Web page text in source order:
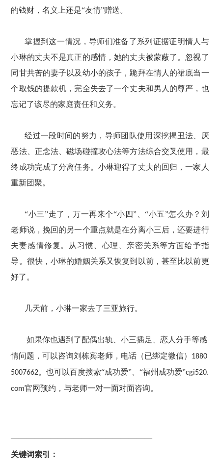
的钱财，名义上还是“友情”赠送。
掌握到这一情况，导师们准备了系列证据证明情人与
小琳的丈夫不是真正的感情，她的丈夫被蒙蔽了。忽视了
同甘共苦的妻子以及幼小的孩子，跪拜在情人的裙底当一
个取钱的提款机，完全失去了一个丈夫和男人的尊严，也
忘记了该尽的家庭责任和义务。
经过一段时间的努力，导师团队使用深挖揭丑法、厌
恶法、正念法、磁场碰撞攻心法等方法综合交叉使用，最
终成功完成了分离任务。小琳迎得了丈夫的回归，一家人
重新团聚。
“小三”走了，万一再来个“小四”、“小五”怎么办？刘
老师说，挽回的另一个重点就是在分离小三后，还要进行
夫妻感情修复。从习惯、心理、亲密关系等方面给予指
导。很快，小琳的婚姻关系又恢复到以前，甚至比以前更
好了。
几天前，小琳一家去了三亚旅行。
如果你也遇到了配偶出轨、小三插足、恋人分手等感
情问题，可以咨询刘栋宾老师，电话（已绑定微信） 1880
5007662。也可以百度搜索“成功爱”、“福州成功爱”cgi520.
com官网预约，与老师一对一面对面咨询。
——————————————————
关键词索引：